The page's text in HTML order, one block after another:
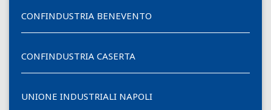
CONFINDUSTRIA BENEVENTO
CONFINDUSTRIA CASERTA
UNIONE INDUSTRIALI NAPOLI